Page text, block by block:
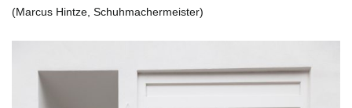
(Marcus Hintze, Schuhmachermeister)